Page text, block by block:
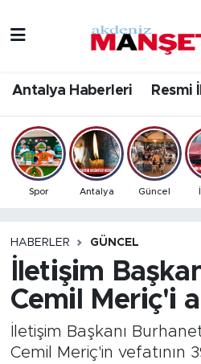
Antalya Haberleri Resmi
Spor Antalya Güncel
HABERLER GÜNCEL
İletişim
Cemil Meriç'i
İletişim Başkanı
Cemil Meriç'in vefatının
Bilim & Teknoloji
Eğitim
Ekonomi
Gündem
İlçeler
Kültür- Sanat
Antalya Hava Durumu
Antalya Namaz
Antalya Trafik
Tüm Manşetler
Son Dakika Haberleri
Haber Arşivi